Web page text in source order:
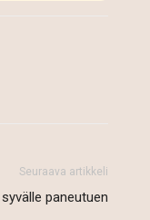
Seuraava artikkeli
paneutuen